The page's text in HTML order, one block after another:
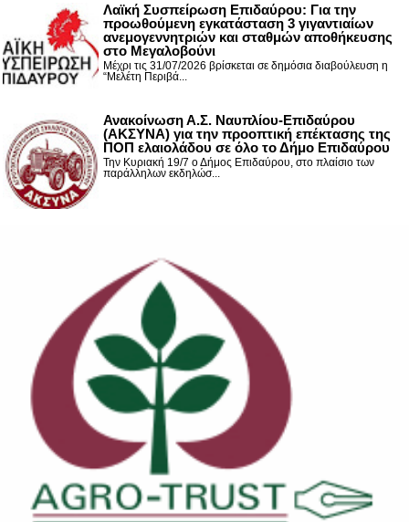
Λαϊκή Συσπείρωση Επιδαύρου: Για την
προωθούμενη εγκατάσταση 3 γιγαντιαίων
ανεμογεννητριών και σταθμών αποθήκευσης
στο Μεγαλοβούνι
Μέχρι τις 31/07/2026 βρίσκεται σε δημόσια διαβούλευση η
“Μελέτη Περιβά...
Ανακοίνωση Α.Σ. Ναυπλίου-Επιδαύρου
(ΑΚΣΥΝΑ) για την προοπτική επέκτασης της
ΠΟΠ ελαιολάδου σε όλο το Δήμο Επιδαύρου
Την Κυριακή 19/7 ο Δήμος Επιδαύρου, στο πλαίσιο των
παράλληλων εκδηλώσ...